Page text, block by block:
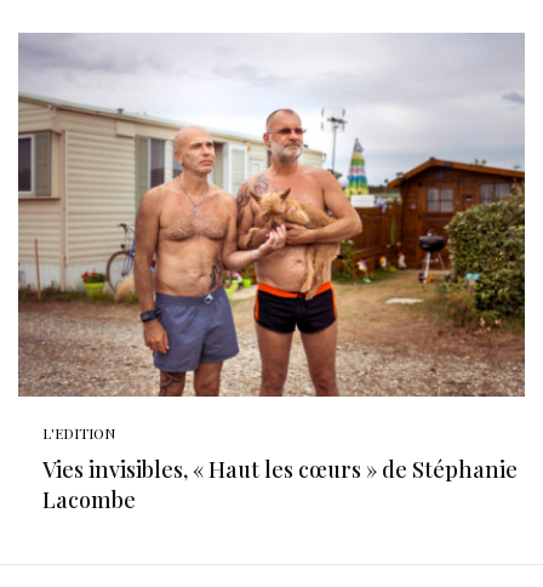
L'EDITION
Vies invisibles, « Haut les cœurs » de Stéphanie
Lacombe